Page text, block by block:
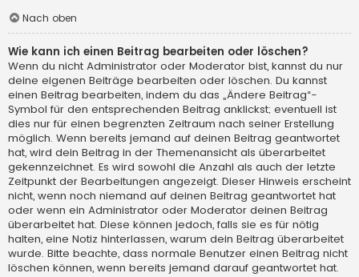
Nach oben
Wie kann ich einen Beitrag bearbeiten oder löschen?
Wenn du nicht Administrator oder Moderator bist, kannst du nur
deine eigenen Beiträge bearbeiten oder löschen. Du kannst
einen Beitrag bearbeiten, indem du das „Ändere Beitrag“-
Symbol für den entsprechenden Beitrag anklickst; eventuell ist
dies nur für einen begrenzten Zeitraum nach seiner Erstellung
möglich. Wenn bereits jemand auf deinen Beitrag geantwortet
hat, wird dein Beitrag in der Themenansicht als überarbeitet
gekennzeichnet. Es wird sowohl die Anzahl als auch der letzte
Zeitpunkt der Bearbeitungen angezeigt. Dieser Hinweis erscheint
nicht, wenn noch niemand auf deinen Beitrag geantwortet hat
oder wenn ein Administrator oder Moderator deinen Beitrag
überarbeitet hat. Diese können jedoch, falls sie es für nötig
halten, eine Notiz hinterlassen, warum dein Beitrag überarbeitet
wurde. Bitte beachte, dass normale Benutzer einen Beitrag nicht
löschen können, wenn bereits jemand darauf geantwortet hat.